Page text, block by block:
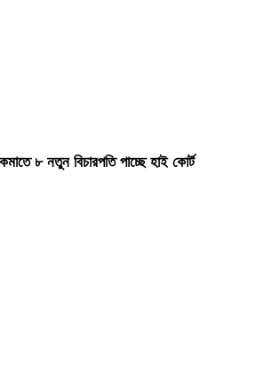
৮ নতুন বিচারপতি পাচ্ছে হাই কোর্ট